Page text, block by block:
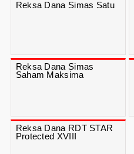
Reksa Dana Simas Satu
Reksa Dana Simas
Saham Maksima
Reksa Dana RDT STAR
Protected XVIII